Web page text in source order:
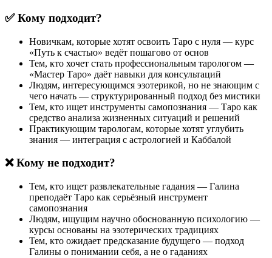
✅ Кому подходит?
Новичкам, которые хотят освоить Таро с нуля — курс
«Путь к счастью» ведёт пошагово от основ
Тем, кто хочет стать профессиональным тарологом —
«Мастер Таро» даёт навыки для консультаций
Людям, интересующимся эзотерикой, но не знающим с
чего начать — структурированный подход без мистики
Тем, кто ищет инструменты самопознания — Таро как
средство анализа жизненных ситуаций и решений
Практикующим тарологам, которые хотят углубить
знания — интеграция с астрологией и Каббалой
❌ Кому не подходит?
Тем, кто ищет развлекательные гадания — Галина
преподаёт Таро как серьёзный инструмент
самопознания
Людям, ищущим научно обоснованную психологию —
курсы основаны на эзотерических традициях
Тем, кто ожидает предсказание будущего — подход
Галины о понимании себя, а не о гаданиях